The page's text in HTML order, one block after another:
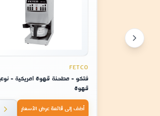
FETCO
فتكو - مطحنة قهوة امريكية -
قهوة
أضف إلى قائمة عرض الأسعار